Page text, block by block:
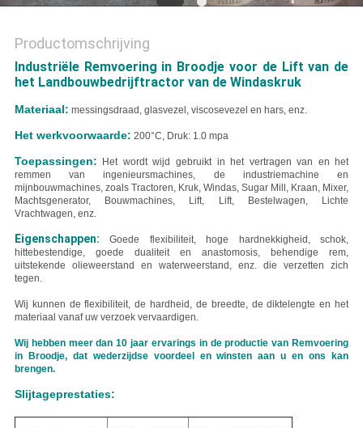
Productomschrijving
Industriële Remvoering in Broodje voor de Lift van de
het Landbouwbedrijftractor van de Windaskruk
Materiaal: messingsdraad, glasvezel, viscosevezel en hars, enz.
Het werkvoorwaarde: 200°C, Druk: 1.0 mpa
Toepassingen: Het wordt wijd gebruikt in het vertragen van en het
remmen van ingenieursmachines, de industriemachine en
mijnbouwmachines, zoalsTractoren, Kruk, Windas, Sugar Mill, Kraan, Mixer,
Machtsgenerator, Bouwmachines, Lift, Lift, Bestelwagen, Lichte
Vrachtwagen, enz.
Eigenschappen:
Goede flexibiliteit, hoge hardnekkigheid, schok,
hittebestendige, goede dualiteit en anastomosis, behendige rem,
uitstekende olieweerstand en waterweerstand, enz. die verzetten zich
tegen.
Wij kunnen de flexibiliteit, de hardheid, de breedte, de diktelengte en het
materiaal vanaf uw verzoek vervaardigen.
Wij hebben meer dan 10 jaar ervarings in de productie van Remvoering
in Broodje, dat wederzijdse voordeel en winsten aan u en ons kan
brengen.
Slijtageprestaties: